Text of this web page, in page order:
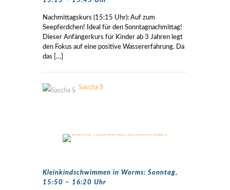
Nachmittagskurs (15:15 Uhr): Auf zum
Seepferdchen! Ideal für den Sonntagnachmittag!
Dieser Anfängerkurs für Kinder ab 3 Jahren legt
den Fokus auf eine positive Wassererfahrung. Da
das […]
Sascha S
Kleinkindschwimmen in Worms: Sonntag,
15:50 – 16:20 Uhr